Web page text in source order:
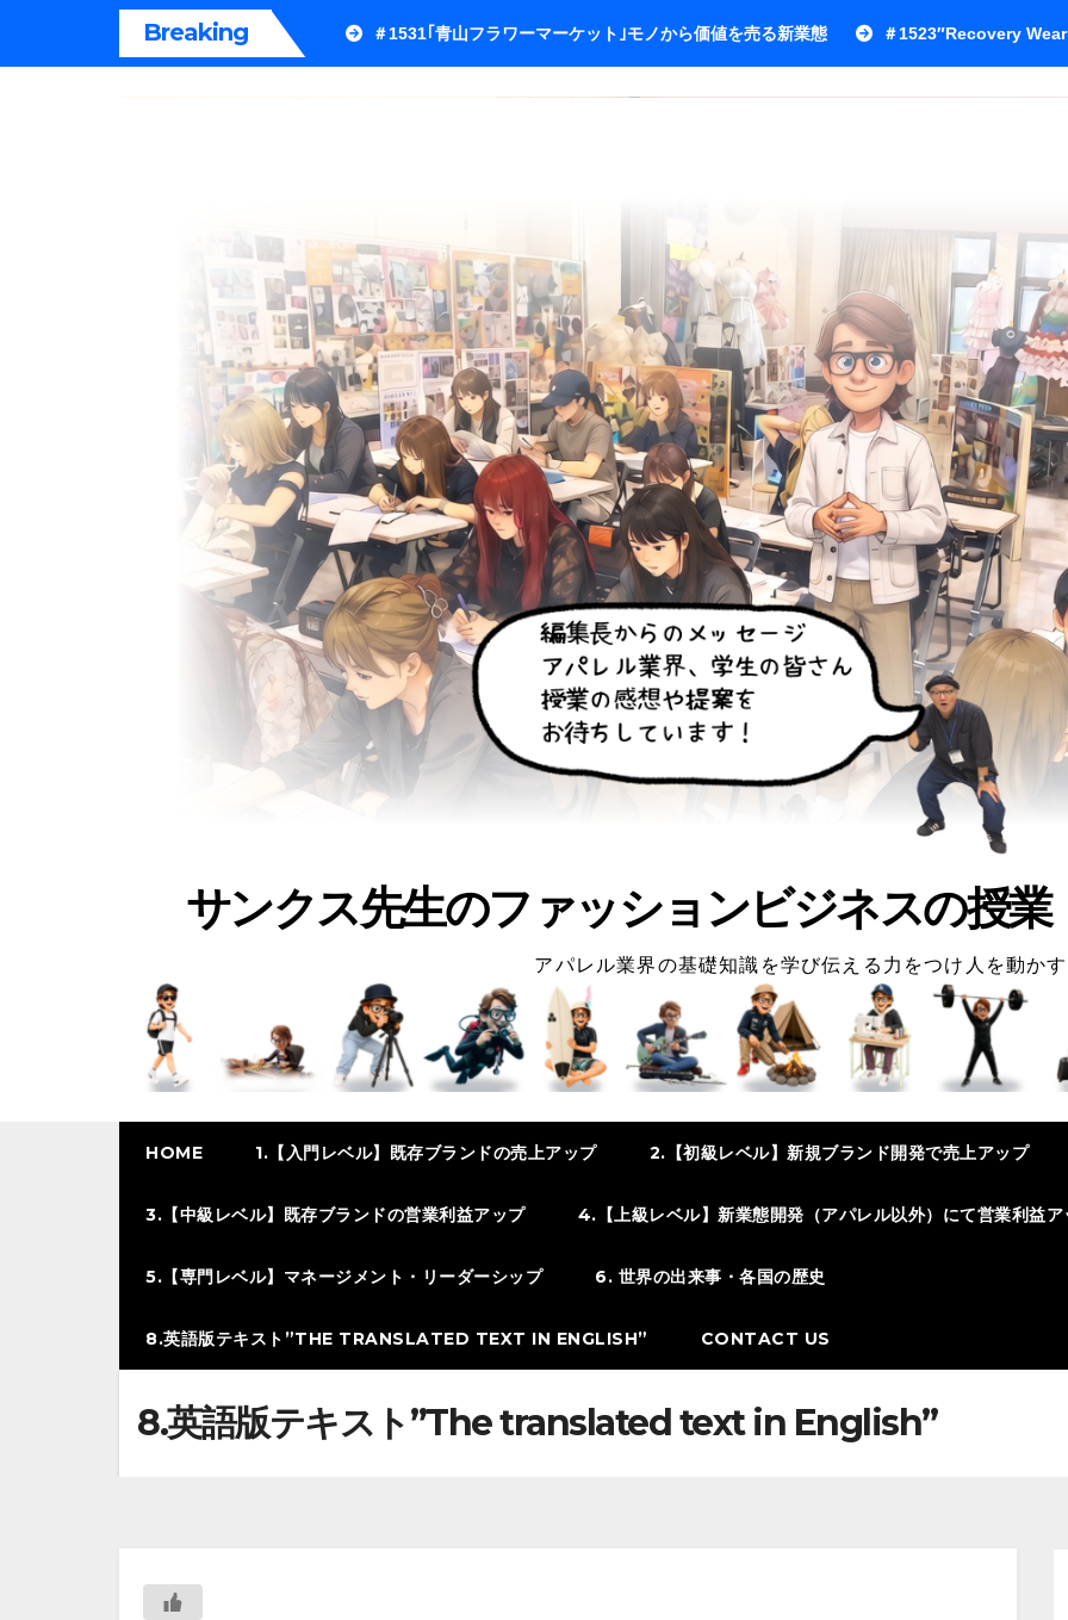
Breaking ＃1531｢青山フラワーマーケット｣モノから価値を売る新業態 ＃1523″Recovery
サンクス先生のファッションビジネスの授
アパレル業界の基礎知識を学び伝える力をつけ人を動かす
HOME 1.【入門レベル】既存ブランドの売上アップ 2.【初級レベル】新規ブランド開発で売上アップ
3.【中級レベル】既存ブランドの営業利益アップ 4.【上級レベル】新業態開発（アパレル以外）にて営業利益ア
5.【専門レベル】マネージメント・リーダーシップ 6. 世界の出来事・各国の歴史
8.英語版テキスト”THE TRANSLATED TEXT IN ENGLISH” CONTACT US
8.英語版テキスト”The translated text in English”